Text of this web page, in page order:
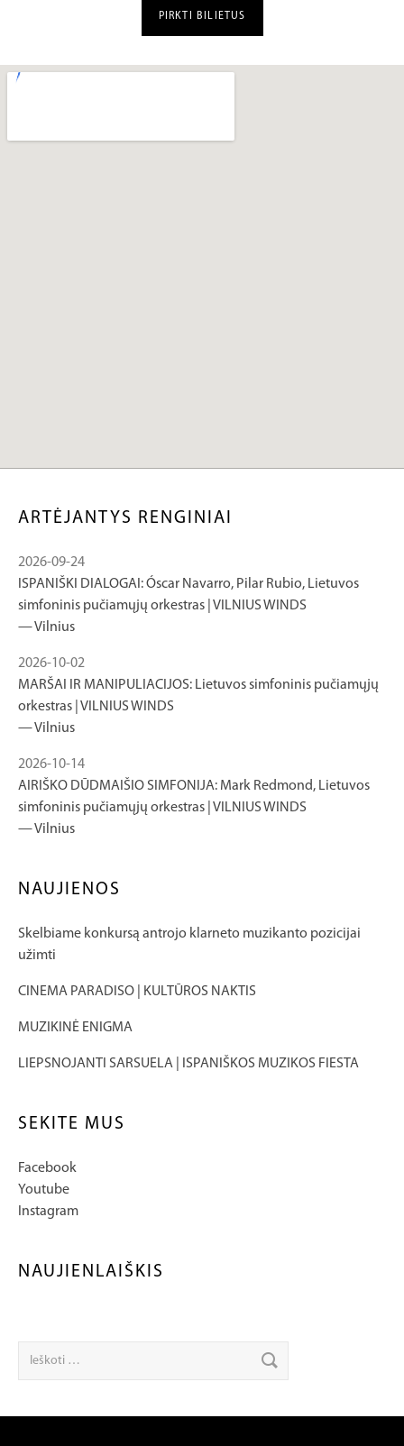
PIRKTI BILIETUS
ARTĖJANTYS RENGINIAI
ISPANIŠKI DIALOGAI: Óscar Navarro, Pilar Rubio, Lietuvos
simfoninis pučiamųjų orkestras | VILNIUS WINDS
Vilnius
2026-09-24
MARŠAI IR MANIPULIACIJOS: Lietuvos simfoninis pučiamųjų
orkestras | VILNIUS WINDS
Vilnius
2026-10-02
AIRIŠKO DŪDMAIŠIO SIMFONIJA: Mark Redmond, Lietuvos
simfoninis pučiamųjų orkestras | VILNIUS WINDS
Vilnius
2026-10-14
NAUJIENOS
Skelbiame konkursą antrojo klarneto muzikanto pozicijai
užimti
CINEMA PARADISO | KULTŪROS NAKTIS
MUZIKINĖ ENIGMA
LIEPSNOJANTI SARSUELA | ISPANIŠKOS MUZIKOS FIESTA
SEKITE MUS
Facebook
Youtube
Instagram
NAUJIENLAIŠKIS